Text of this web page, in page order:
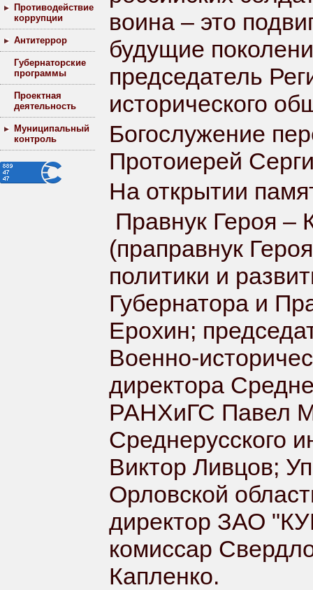
Противодействие
коррупции
Антитеррор
Губернаторские
программы
Проектная
деятельность
Муниципальный
контроль
воина – это
будущие
председатель
исторического
Богослужение
Протоиерей
На открытии
Правнук Героя –
(праправнук
политики и
Губернатора и
Ерохин;
Военно-
директора
РАНХиГС Павел
Среднерусского
Виктор Ливцов;
Орловской
директор ЗАО
комиссар
Капленко.